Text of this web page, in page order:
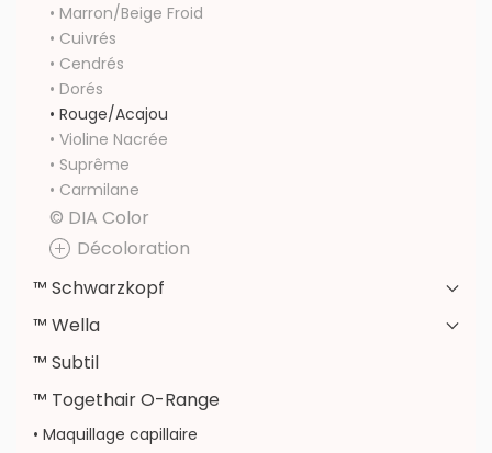
• Marron/Beige Froid
• Cuivrés
• Cendrés
• Dorés
• Rouge/Acajou
• Violine Nacrée
• Suprême
• Carmilane
© DIA Color
Décoloration
™ Schwarzkopf
™ Wella
™ Subtil
™ Togethair O-Range
• Maquillage capillaire